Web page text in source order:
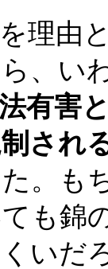
理由
、い
有害
され
。も
も錦
いだ